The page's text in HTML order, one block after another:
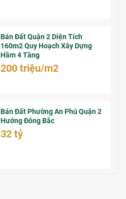
Bán Đất Quận 2 Diện Tích
160m2 Quy Hoạch Xây Dựng
Hầm 4 Tầng
200 triệu/m2
Bán Đất Phường An Phú Quận 2
Hướng Đông Bắc
32 tỷ